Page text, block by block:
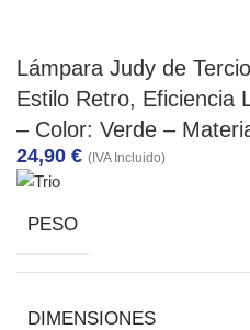
Lámpara Judy de
Estilo Retro, Eficiencia
– Color: Verde –
24,90 € (IVA Incluido)
PESO
DIMENSIONES